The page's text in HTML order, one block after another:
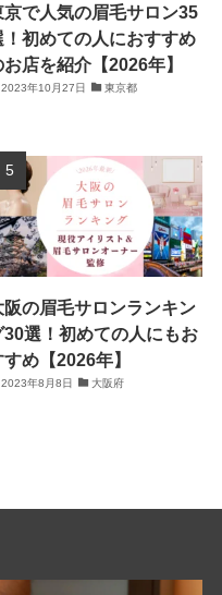
京で人気の眉毛サロン35
！初めての人におすすめ
お店を紹介【2026年】
2023年10月27日 東京都
阪の眉毛サロンランキン
30選！初めての人にもお
すめ【2026年】
2023年8月8日 大阪府